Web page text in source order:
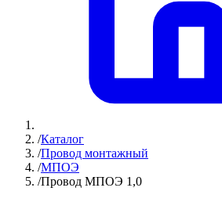
/Каталог
/Провод монтажный
/МПОЭ
/Провод МПОЭ 1,0